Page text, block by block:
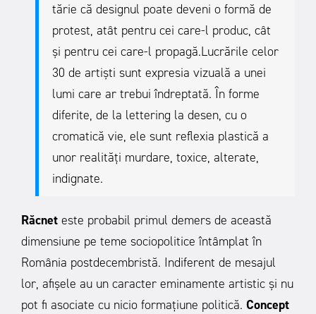
tărie că designul poate deveni o formă de
protest, atât pentru cei care-l produc, cât
și pentru cei care-l propagă.Lucrările celor
30 de artiști sunt expresia vizuală a unei
lumi care ar trebui îndreptată. În forme
diferite, de la lettering la desen, cu o
cromatică vie, ele sunt reflexia plastică a
unor realități murdare, toxice, alterate,
indignate.
Răcnet este probabil primul demers de această
dimensiune pe teme sociopolitice întâmplat în
România postdecembristă. Indiferent de mesajul
lor, afișele au un caracter eminamente artistic și nu
pot fi asociate cu nicio formațiune politică. Concept